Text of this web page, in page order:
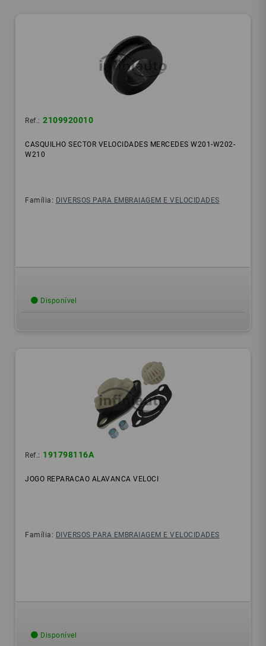
Ref.: 2109920010
CASQUILHO SECTOR VELOCIDADES MERCEDES W201-W202-
W210
Família: DIVERSOS PARA EMBRAIAGEM E VELOCIDADES
Disponível
Ref.: 191798116A
JOGO REPARACAO ALAVANCA VELOCI
Família: DIVERSOS PARA EMBRAIAGEM E VELOCIDADES
Disponível